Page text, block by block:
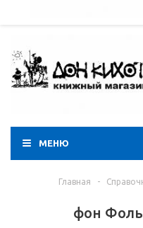
МЕНЮ
Главная -
фон